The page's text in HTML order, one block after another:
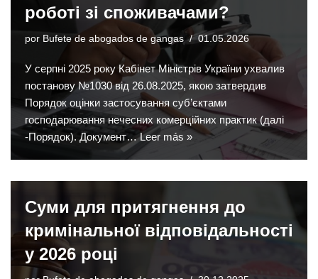
роботі зі споживачами?
por Bufete de abogados de gangas 01.05.2026
У серпні 2025 року Кабінет Міністрів України ухвалив
постанову №1030 від 26.08.2025, якою затвердив
Порядок оцінки застосування суб’єктами
господарювання нечесних комерційних практик (далі
-Порядок). Документ…Leer más »
Суми для притягнення до
кримінальної відповідальності
у 2026 році